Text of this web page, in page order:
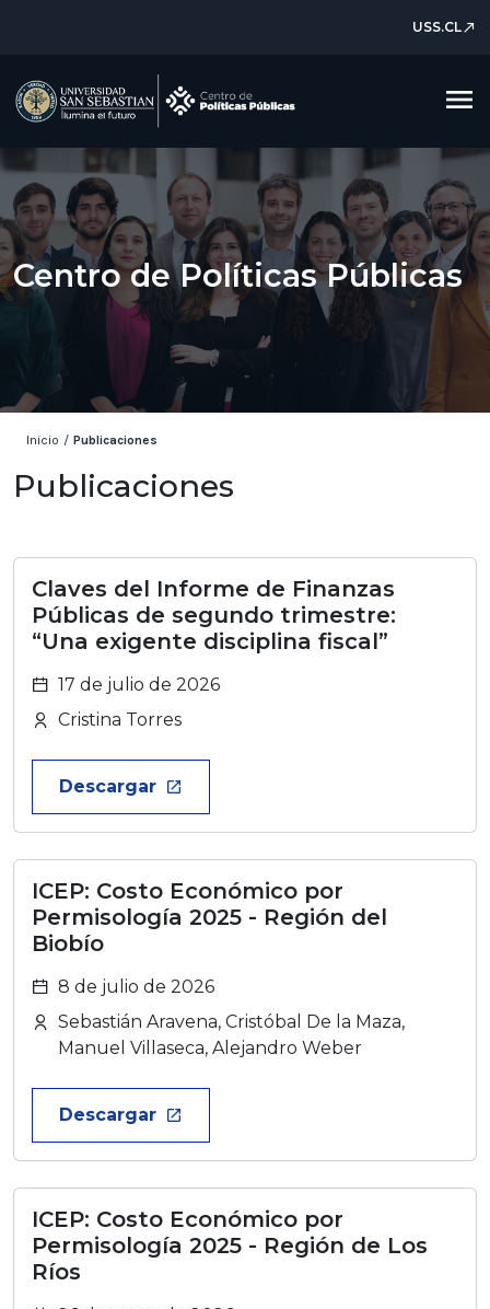
USS.CLnorth_east
menu
Centro de Políticas Públicas
Inicio / Publicaciones
Publicaciones
Claves del Informe de Finanzas
Públicas de segundo trimestre:
“Una exigente disciplina fiscal”
17 de julio de 2026
Cristina Torres
Descargar launch
ICEP: Costo Económico por
Permisología 2025 - Región del
Biobío
8 de julio de 2026
Sebastián Aravena, Cristóbal De la Maza,
Manuel Villaseca, Alejandro Weber
Descargar launch
ICEP: Costo Económico por
Permisología 2025 - Región de Los
Ríos